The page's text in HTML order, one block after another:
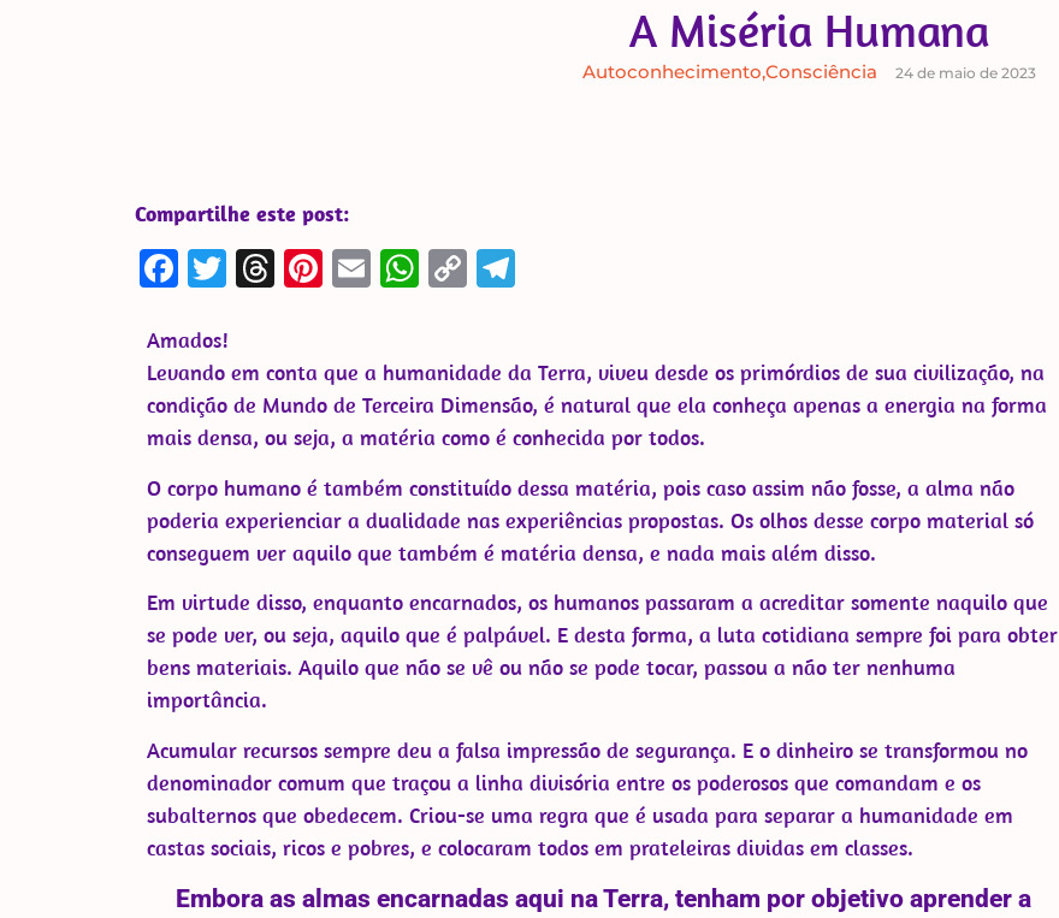
A Miséria Humana
Autoconhecimento,Consciência 24 de maio de 2023
Compartilhe este post:
Facebook
Twitter
Threads
Pinterest
EmailWhatsApp
Copy
Amados!
Levando em conta que a humanidade da Terra, viveu desde os primórdios de sua civilização, na
condição de Mundo de Terceira Dimensão, é natural que ela conheça apenas a energia na forma
mais densa, ou seja, a matéria como é conhecida por todos.
O corpo humano é também constituído dessa matéria, pois caso assim não fosse, a alma não
poderia experienciar a dualidade nas experiências propostas. Os olhos desse corpo material só
conseguem ver aquilo que também é matéria densa, e nada mais além disso.
Em virtude disso, enquanto encarnados, os humanos passaram a acreditar somente naquilo que
se pode ver, ou seja, aquilo que é palpável. E desta forma, a luta cotidiana sempre foi para obter
bens materiais. Aquilo que não se vê ou não se pode tocar, passou a não ter nenhuma
importância.
Acumular recursos sempre deu a falsa impressão de segurança. E o dinheiro se transformou no
denominador comum que traçou a linha divisória entre os poderosos que comandam e os
subalternos que obedecem. Criou-se uma regra que é usada para separar a humanidade em
castas sociais, ricos e pobres, e colocaram todos em prateleiras dividas em classes.
Embora as almas encarnadas aqui na Terra, tenham por objetivo aprender a